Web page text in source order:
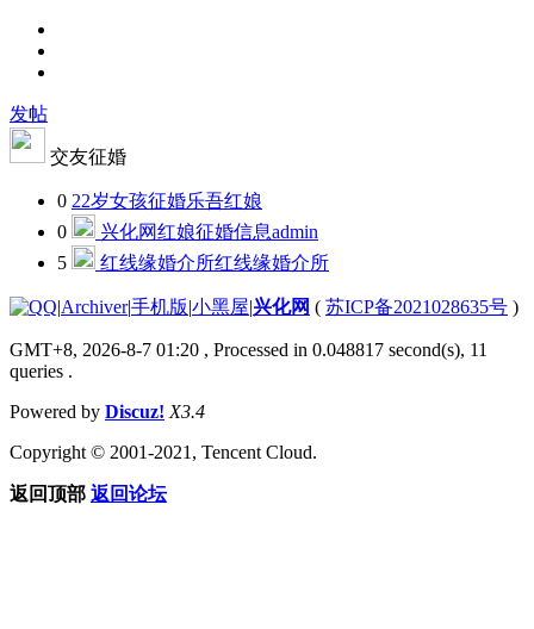
发帖
交友征婚
0 22岁女孩征婚乐吾红娘
0
兴化网红娘征婚信息admin
5
红线缘婚介所红线缘婚介所
|Archiver|手机版|小黑屋|兴化网 ( 苏ICP备2021028635号 )
GMT+8, 2026-8-7 01:20 , Processed in 0.048817 second(s), 11
queries .
Powered by Discuz! X3.4
Copyright © 2001-2021, Tencent Cloud.
返回顶部 返回论坛